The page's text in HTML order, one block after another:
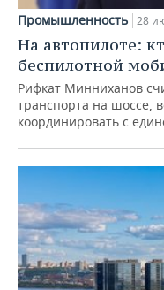
Промышленность 28
На автопилоте:
беспилотной
Рифкат Минниханов
транспорта на шоссе,
координировать с